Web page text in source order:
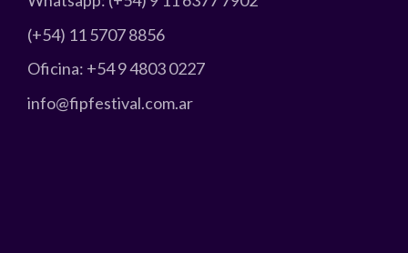
(+54) 11 5707 8856
Oficina: +54 9 4803 0227
info@fipfestival.com.ar